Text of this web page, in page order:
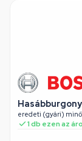
eredeti (gyári)
1 db ezen az